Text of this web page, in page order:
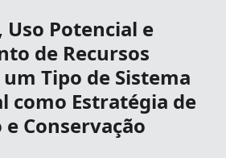
Uso Potencial e
de Recursos
Tipo de Sistema
como Estratégia de
Conservação